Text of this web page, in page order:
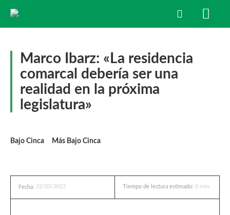
Marco Ibarz: «La residencia
comarcal debería ser una
realidad en la próxima
legislatura»
Bajo Cinca Más Bajo Cinca
Fecha: 22/03/2023 Tiempo de lectura estimado: 0 min.